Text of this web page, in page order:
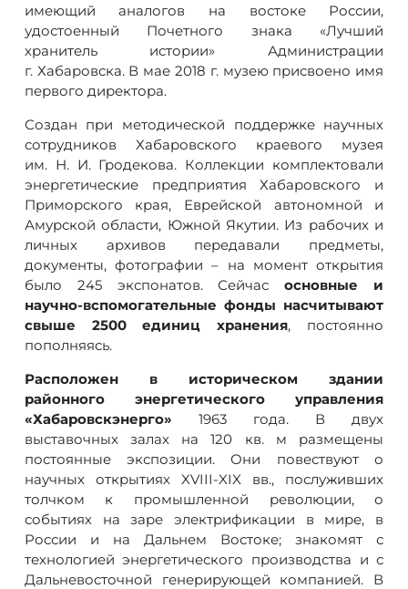
имеющий аналогов на востоке России,
удостоенный Почетного знака «Лучший
хранитель истории» Администрации
г. Хабаровска. В мае 2018 г. музею присвоено имя
первого директора.
Создан при методической поддержке научных
сотрудников Хабаровского краевого музея
им. Н. И. Гродекова. Коллекции комплектовали
энергетические предприятия Хабаровского и
Приморского края, Еврейской автономной и
Амурской области, Южной Якутии. Из рабочих и
личных архивов передавали предметы,
документы, фотографии – на момент открытия
было 245 экспонатов. Сейчасосновные и
научно-вспомогательные фонды насчитывают
свыше 2500 единиц хранения, постоянно
пополняясь.
Расположен в историческом здании
районного энергетического управления
«Хабаровскэнерго» 1963 года. В двух
выставочных залах на 120 кв. м размещены
постоянные экспозиции. Они повествуют о
научных открытиях XVIII-XIX вв., послуживших
толчком к промышленной революции, о
событиях на заре электрификации в мире, в
России и на Дальнем Востоке; знакомят с
технологией энергетического производства и с
Дальневосточной генерирующей компанией. В